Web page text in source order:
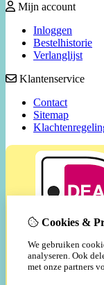
Mijn account
Inloggen
Bestelhistorie
Verlanglijst
Klantenservice
Contact
Sitemap
Cookies &
We gebruiken
analyseren. Ook
met onze partners